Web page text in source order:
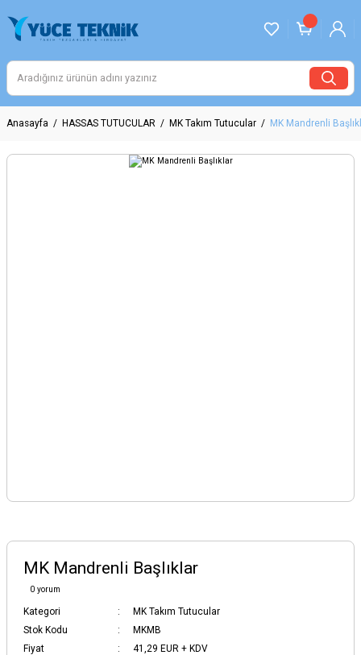
Anasayfa HASSAS TUTUCULAR MK Takım Tutucular MK Mandrenli
MK Mandrenli Başlıklar
0 yorum
Kategori
MK Takım Tutucular
Stok Kodu
MKMB
Fiyat
41,29 EUR + KDV